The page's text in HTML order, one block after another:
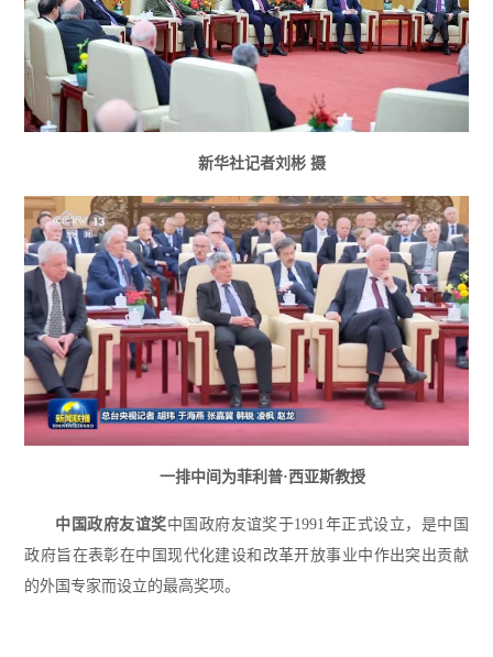
新华社记者刘彬 摄
一排中间为菲利普·西亚斯教授
中国政府友谊奖中国政府友谊奖于1991年正式设立，是中国
政府旨在表彰在中国现代化建设和改革开放事业中作出突出贡献
的外国专家而设立的最高奖项。